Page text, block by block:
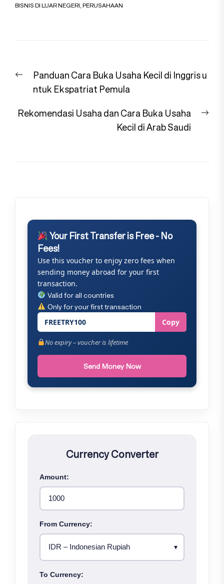
BISNIS DI LUAR NEGERI,PERUSAHAAN
pos
Previous
post:
Panduan Cara Buka Usaha Kecil di Inggris u
ntuk Ekspatriat Pemula
Rekomendasi Usaha dan Cara Buka Usaha
Kecil di Arab Saudi
Your First Transfer is Free - No
Fees!
Use this voucher to enjoy zero fees when
sending money abroad for your first
transaction.
Valid for all countries
Only for your first transaction
FREETRY100 Copy
No expiry – voucher is lifetime
Send Money Now
Currency Converter
Amount:
From Currency:
To Currency: